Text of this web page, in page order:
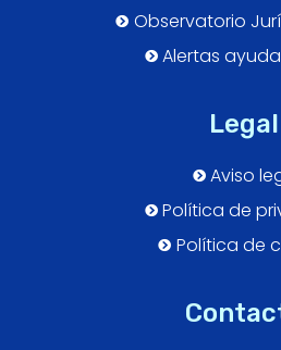
Observatorio
Alertas
Legal
Aviso
Política de
Política de